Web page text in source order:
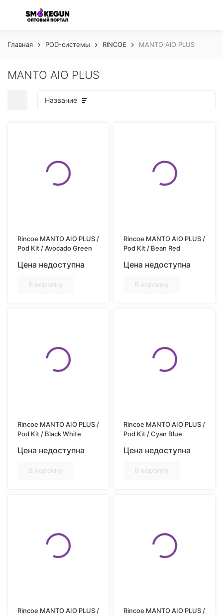
Главная POD-системы RINCOE MANTO AIO PLUS
MANTO AIO PLUS
Название
Rincoe MANTO AIO PLUS /
Pod Kit / Avocado Green
Цена недоступна
В корзину
Rincoe MANTO AIO PLUS /
Pod Kit / Bean Red
Цена недоступна
В корзину
Rincoe MANTO AIO PLUS /
Pod Kit / Black White
Цена недоступна
В корзину
Rincoe MANTO AIO PLUS /
Pod Kit / Cyan Blue
Цена недоступна
В корзину
Rincoe MANTO AIO PLUS /
Rincoe MANTO AIO PLUS /